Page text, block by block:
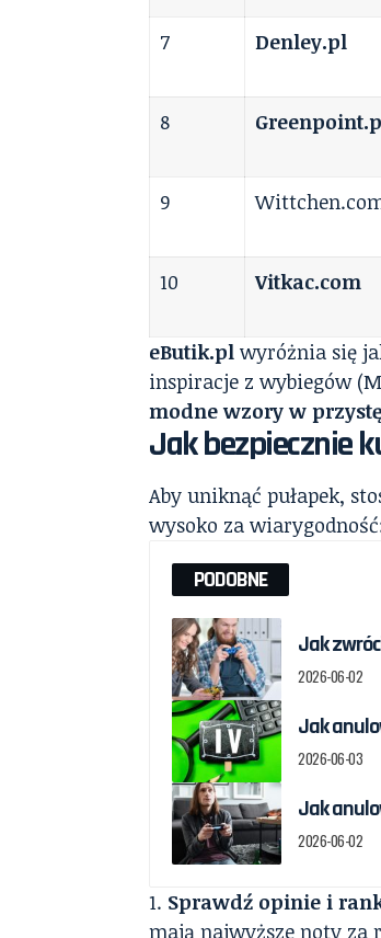
7
Denley.pl
8
9
10
Vitkac.com
eButik.pl wyróżnia się
inspiracje z wybiegów
modne wzory w
Jak bezpiecznie
Aby uniknąć pułapek,
wysoko za
PODOBNE
Jak
2026-06-02
Jak
2026-06-03
Jak
2026-06-02
Sprawdź opinie i
mają najwyższe noty za